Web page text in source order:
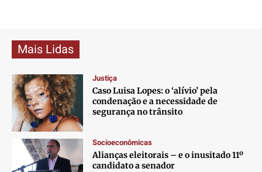
Mais Lidas
Justiça
Caso Luisa Lopes: o ‘alívio’ pela
condenação e a necessidade de
segurança no trânsito
Socioeconômicas
Alianças eleitorais – e o inusitado 11º
candidato a senador